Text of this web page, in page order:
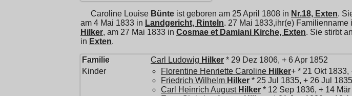
Caroline Louise Bünte ist geboren am 25 April 1808 in Nr.18, Exten.
am 4 Mai 1833 in Landgericht, Rinteln. 27 Mai 1833,ihr(e) Familienname
Hilker, am 27 Mai 1833 in Cosmae et Damiani Kirche, Exten. Sie stirbt
in Exten.
Familie Carl Ludowig Hilker * 29 Dez 1806, + 6 Apr 1852
Kinder
Florentine Henriette Caroline Hilker+ * 21 Okt 1833,
Friedrich Wilhelm Hilker * 25 Jul 1835, + 26 Jul 1835
Carl Heinrich August Hilker * 12 Sep 1836, + 14